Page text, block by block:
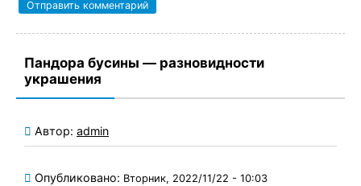
Пандора бусины — разновидности
украшения
Автор: admin
Опубликовано: Вторник, 2022/11/22 - 10:03